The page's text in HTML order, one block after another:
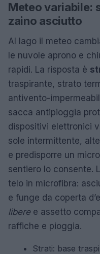
Meteo variabile:
zaino asciutto
Al lago il meteo
le nuvole aprono e
rapidi. La risposta è
traspirante, strato
antivento-
sacca antipioggia
dispositivi elettronici
sole intermittente,
e predisporre un
sentiero lo consente.
telo in microfibra:
e funge da coperta
liberee assetto
raffiche e pioggia.
Strati: base